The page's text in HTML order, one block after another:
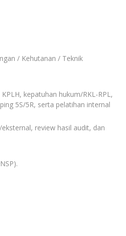
/ Kehutanan / Teknik
kepatuhan hukum/RKL-RPL,
5S/5R, serta pelatihan internal
review hasil audit, dan